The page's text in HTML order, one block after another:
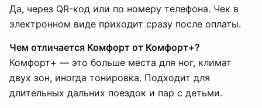
Да, через QR-код или по номеру телефона. Чек в
электронном виде приходит сразу после оплаты.
Чем отличается Комфорт от Комфорт+?
Комфорт+ — это больше места для ног, климат
двух зон, иногда тонировка. Подходит для
длительных дальних поездок и пар с детьми.